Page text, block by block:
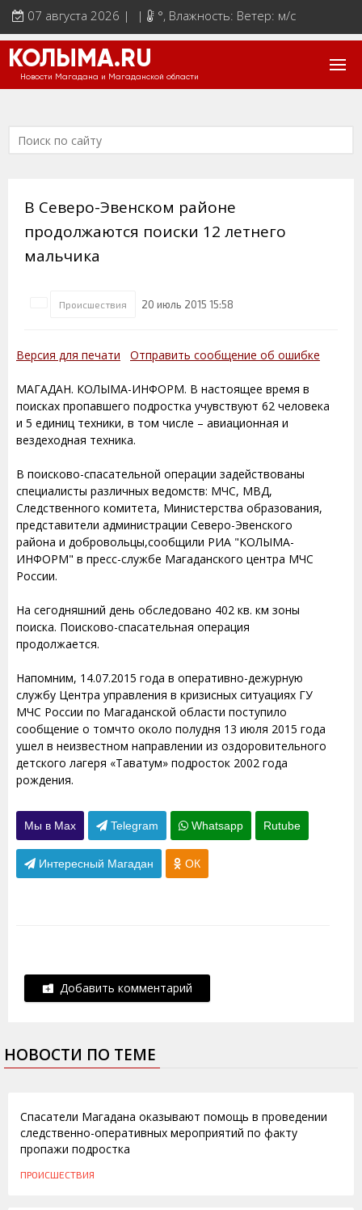
07 августа 2026 | | °, Влажность: Ветер: м/с
КОЛЫМА.RU
Новости Магадана и Магаданской области
В Северо-Эвенском районе
продолжаются поиски 12 летнего
мальчика
Происшествия 20 июль 2015 15:58
Версия для печати Отправить сообщение об ошибке
МАГАДАН. КОЛЫМА-ИНФОРМ. В настоящее время в
поисках пропавшего подростка учувствуют 62 человека
и 5 единиц техники, в том числе – авиационная и
вездеходная техника.
В поисково-спасательной операции задействованы
специалисты различных ведомств: МЧС, МВД,
Следственного комитета, Министерства образования,
представители администрации Северо-Эвенского
района и добровольцы,сообщили РИА "КОЛЫМА-
ИНФОРМ" в пресс-службе Магаданского центра МЧС
России.
На сегодняшний день обследовано 402 кв. км зоны
поиска. Поисково-спасательная операция
продолжается.
Напомним, 14.07.2015 года в оперативно-дежурную
службу Центра управления в кризисных ситуациях ГУ
МЧС России по Магаданской области поступило
сообщение о томчто около полудня 13 июля 2015 года
ушел в неизвестном направлении из оздоровительного
детского лагеря «Таватум» подросток 2002 года
рождения.
Мы в Max Telegram Whatsapp Rutube
Интересный Магадан ОК
Добавить комментарий
НОВОСТИ ПО ТЕМЕ
Спасатели Магадана оказывают помощь в проведении
следственно-оперативных мероприятий по факту
пропажи подростка
ПРОИСШЕСТВИЯ